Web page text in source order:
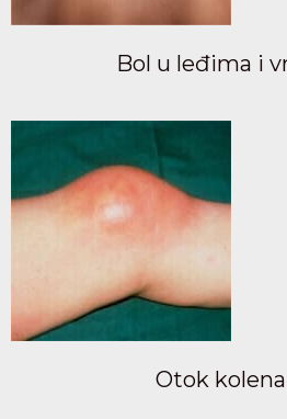
Bol u leđima i
Otok kolena